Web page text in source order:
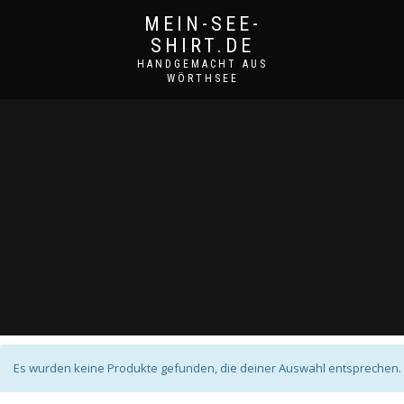
MEIN-SEE-
SHIRT.DE
HANDGEMACHT AUS
WÖRTHSEE
Es wurden keine Produkte gefunden, die deiner Auswahl entsprechen.